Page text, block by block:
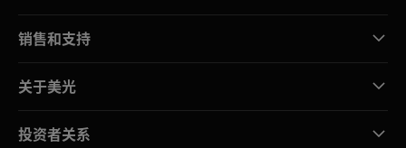
销售和支持
关于美光
投资者关系